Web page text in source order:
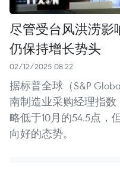
尽管受台风洪涝
仍保持增长势头
02/12/2025 08:22
据标普全球（S&P
南制造业采购经理指数
略低于10月的54.5点，
向好的态势。